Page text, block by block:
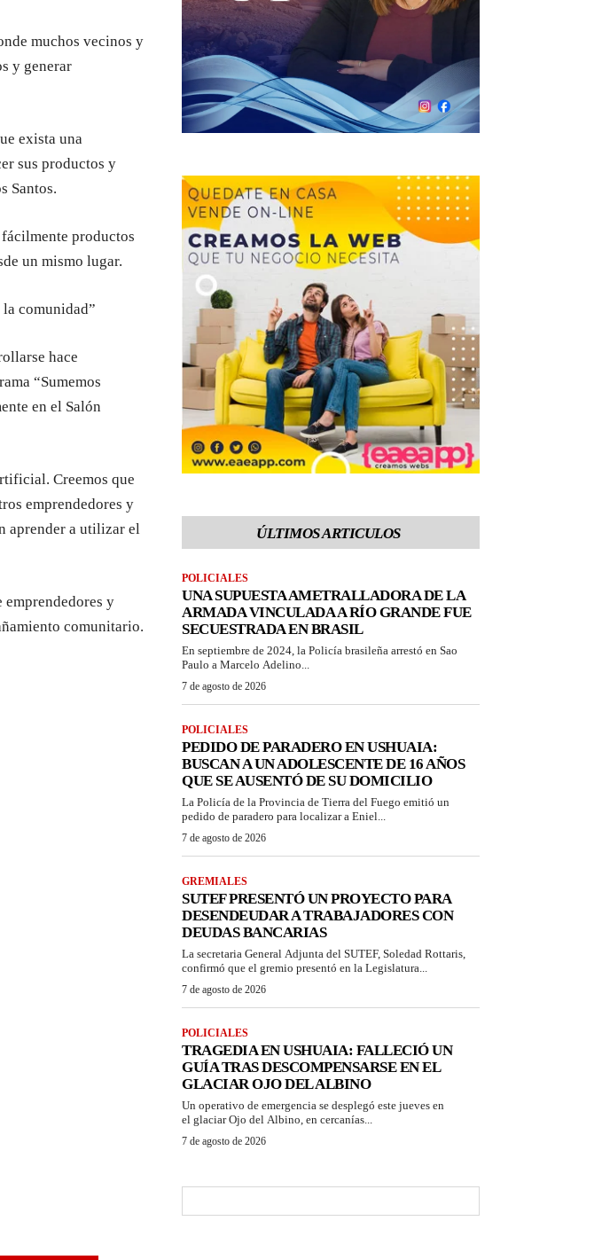
muchos vecinos y
y generar
exista una
sus productos y
Santos.
productos
un mismo lugar.
comunidad”
hace
“Sumemos
en el Salón
Creemos que
emprendedores y
aprender a utilizar el
y
comunitario.
ÚLTIMOS ARTICULOS
POLICIALES
UNA SUPUESTA AMETRALLADORA DE LA
ARMADA VINCULADA A RÍO GRANDE FUE
SECUESTRADA EN BRASIL
En septiembre de 2024, la Policía brasileña arrestó en Sao
Paulo a Marcelo Adelino...
7 de agosto de 2026
POLICIALES
PEDIDO DE PARADERO EN USHUAIA:
BUSCAN A UN ADOLESCENTE DE 16 AÑOS
QUE SE AUSENTÓ DE SU DOMICILIO
La Policía de la Provincia de Tierra del Fuego emitió un
pedido de paradero para localizar a Eniel...
7 de agosto de 2026
GREMIALES
SUTEF PRESENTÓ UN PROYECTO PARA
DESENDEUDAR A TRABAJADORES CON
DEUDAS BANCARIAS
La secretaria General Adjunta del SUTEF, Soledad Rottaris,
confirmó que el gremio presentó en la Legislatura...
7 de agosto de 2026
POLICIALES
TRAGEDIA EN USHUAIA: FALLECIÓ UN
GUÍA TRAS DESCOMPENSARSE EN EL
GLACIAR OJO DEL ALBINO
Un operativo de emergencia se desplegó este jueves en
el glaciar Ojo del Albino, en cercanías...
7 de agosto de 2026